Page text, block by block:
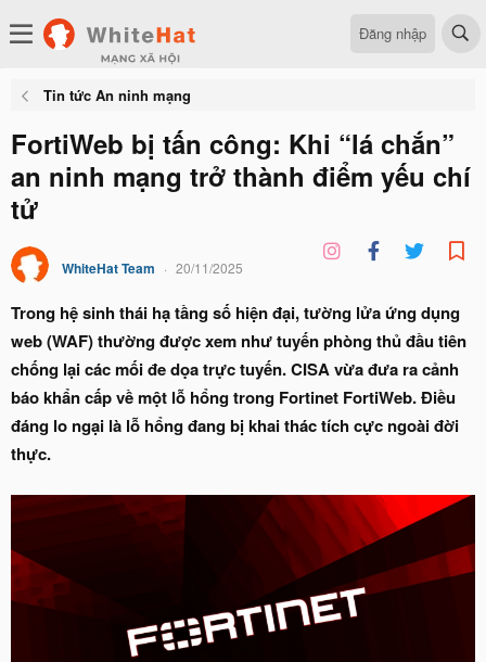
Đăng nhập
Tin tức An ninh mạng
FortiWeb bị tấn công: Khi “lá chắn”
an ninh mạng trở thành điểm yếu chí
tử
WhiteHat Team 20/11/2025
Trong hệ sinh thái hạ tầng số hiện đại, tường lửa ứng dụng
web (WAF) thường được xem như tuyến phòng thủ đầu tiên
chống lại các mối đe dọa trực tuyến. CISA vừa đưa ra cảnh
báo khẩn cấp về một lỗ hổng trong Fortinet FortiWeb. Điều
đáng lo ngại là lỗ hổng đang bị khai thác tích cực ngoài đời
thực.